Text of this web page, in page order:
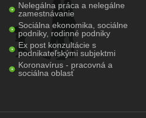
Nelegálna práca a nelegálne
zamestnávanie
Sociálna ekonomika, sociálne
podniky, rodinné podniky
Ex post konzultácie s
podnikateľskými subjektmi
Koronavírus - pracovná a
sociálna oblasť